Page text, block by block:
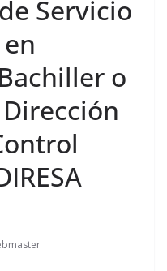
Servicio
o